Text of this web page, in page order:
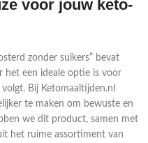
voor jouw keto-
zonder suikers” bevat
het een ideale optie is voor
Bij Ketomaaltijden.nl
te maken om bewuste en
we dit product, samen met
het ruime assortiment van